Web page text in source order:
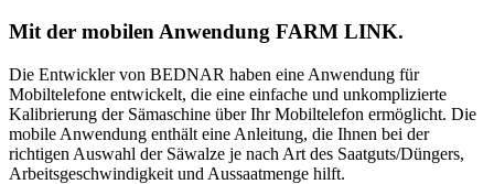
Mit der mobilen Anwendung FARM LINK.
Die Entwickler von BEDNAR haben eine Anwendung für
Mobiltelefone entwickelt, die eine einfache und unkomplizierte
Kalibrierung der Sämaschine über Ihr Mobiltelefon ermöglicht. Die
mobile Anwendung enthält eine Anleitung, die Ihnen bei der
richtigen Auswahl der Säwalze je nach Art des Saatguts/Düngers,
Arbeitsgeschwindigkeit und Aussaatmenge hilft.